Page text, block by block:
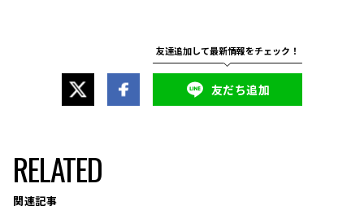
友だち追加
RELATED
関連記事